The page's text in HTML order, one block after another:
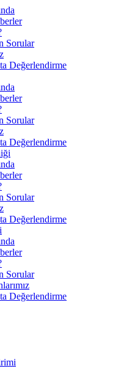
Sorular
Değerlendirme
Sorular
Değerlendirme
Sorular
Değerlendirme
Sorular
Değerlendirme